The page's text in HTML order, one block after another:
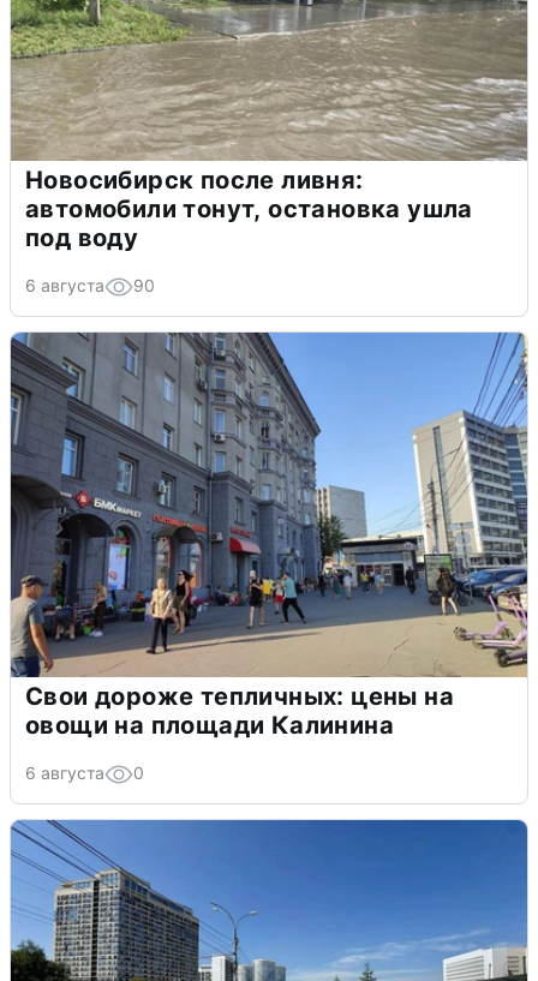
Новосибирск после ливня:
автомобили тонут, остановка ушла
под воду
6 августа 90
Свои дороже тепличных: цены на
овощи на площади Калинина
6 августа 0